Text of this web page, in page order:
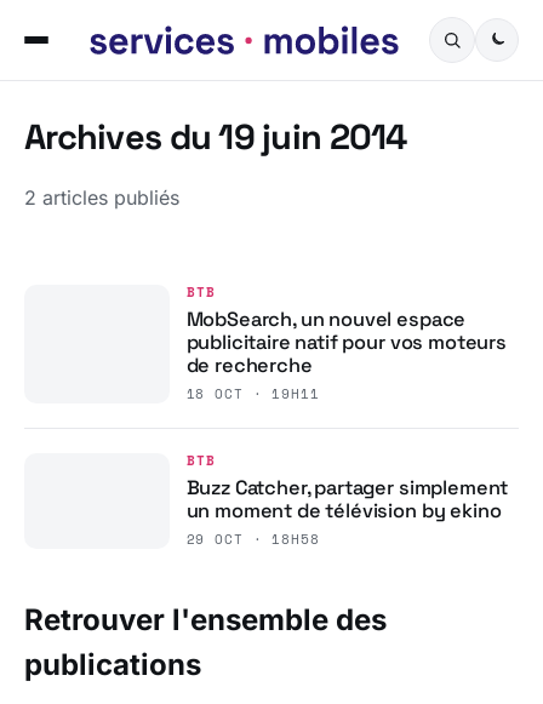
Archives du 19 juin 2014
2 articles publiés
BTB
MobSearch, un nouvel espace
publicitaire natif pour vos moteurs
de recherche
18 OCT · 19H11
BTB
Buzz Catcher, partager simplement
un moment de télévision by ekino
29 OCT · 18H58
Retrouver l'ensemble des
publications